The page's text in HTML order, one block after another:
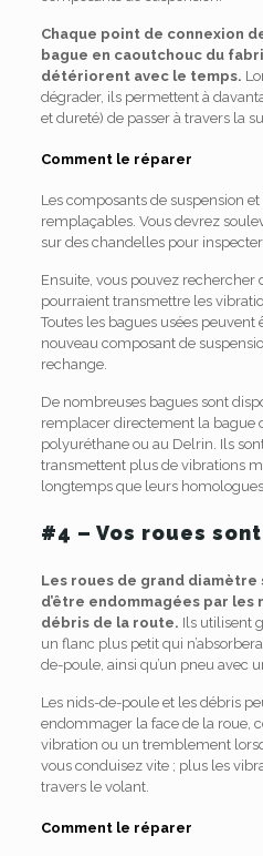
Chaque point de connexion
bague en caoutchouc du
détériorent avec le temps.
dégrader, ils permettent à
et dureté) de passer à travers la
Comment le réparer
Les composants de suspension
remplaçables. Vous devrez
sur des chandelles pour
Ensuite, vous pouvez rechercher
pourraient transmettre les
Toutes les bagues usées
nouveau composant de
rechange.
De nombreuses bagues sont
remplacer directement la bague
polyuréthane ou au Delrin. Ils
transmettent plus de vibrations
longtemps que leurs
#4 – Vos roues
Les roues de grand
d’être endommagées par
débris de la route. Ils utilisent
un flanc plus petit qui
de-poule, ainsi qu’un pneu avec
Les nids-de-poule et les débris
endommager la face de la roue,
vibration ou un tremblement
vous conduisez vite ; plus les
travers le volant.
Comment le réparer